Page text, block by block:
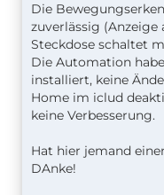
Die
zuverlässig
Steckdose schaltet
Die Automation
installiert, keine
Home im iclud
keine Verbesserung.
Hat hier jemand
DAnke!